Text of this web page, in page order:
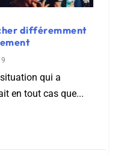
différemment
qui a
en tout cas que...